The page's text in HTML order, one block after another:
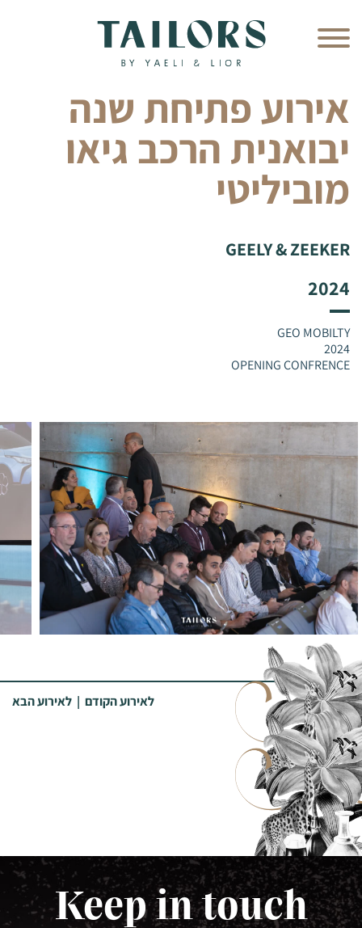
אירוע פתיחת שנה
יבואנית הרכב גיאו
מוביליטי
GEELY & ZEEKER
2024
GEO MOBILTY
2024
OPENING CONFRENCE
לאירוע הקודם | לאירוע הבא
Keep in touch